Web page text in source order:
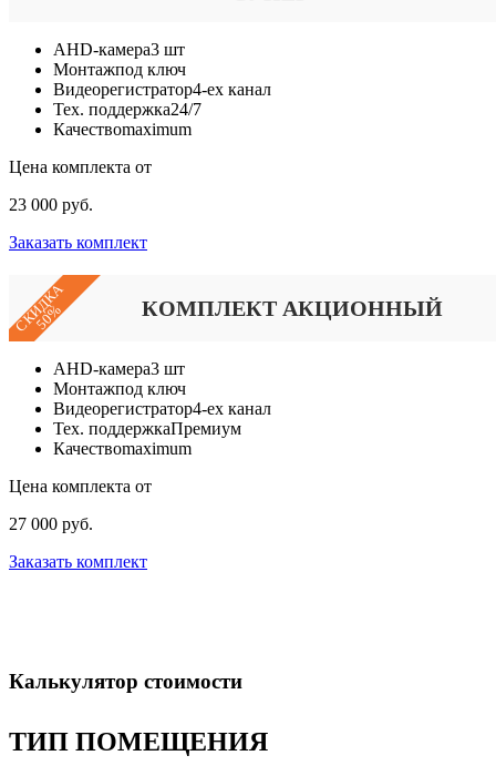
AHD-камера3 шт
Монтажпод ключ
Видеорегистратор4-ех канал
Тех. поддержка24/7
Качествоmaximum
Цена комплекта от
23 000 руб.
Заказать комплект
СКИДКА
50% КОМПЛЕКТ АКЦИОННЫЙ
AHD-камера3 шт
Монтажпод ключ
Видеорегистратор4-ех канал
Тех. поддержкаПремиум
Качествоmaximum
Цена комплекта от
27 000 руб.
Заказать комплект
Калькулятор стоимости
ТИП ПОМЕЩЕНИЯ